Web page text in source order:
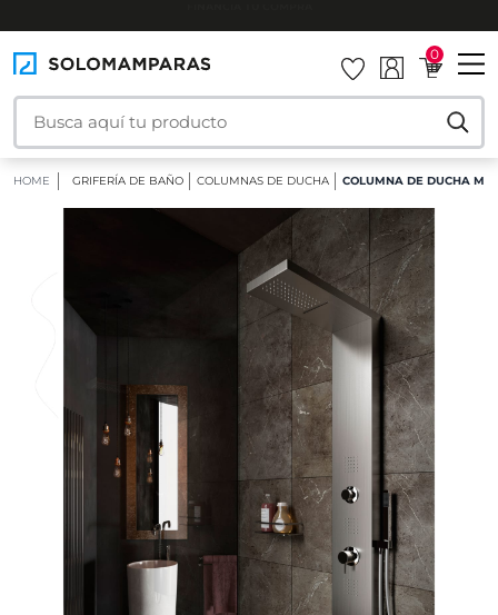
0
HOME GRIFERÍA DE BAÑO COLUMNAS DE DUCHA COLUMNA DE DUCHA